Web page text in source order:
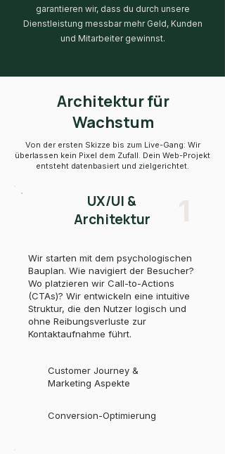
garantieren wir, dass du durch unsere
Dienstleistung messbar mehr Geld, Kunden
und Mitarbeiter gewinnst.
Architektur für
Wachstum
Von der ersten Skizze bis zum Live-Gang: Wir
überlassen kein Pixel dem Zufall. Dein Web-Projekt
entsteht datenbasiert und zielgerichtet.
UX/UI &
Architektur
1
Wir starten mit dem psychologischen
Bauplan. Wie navigiert der Besucher?
Wo platzieren wir Call-to-Actions
(CTAs)? Wir entwickeln eine intuitive
Struktur, die den Nutzer logisch und
ohne Reibungsverluste zur
Kontaktaufnahme führt.
Customer Journey &
Marketing Aspekte
Conversion-Optimierung